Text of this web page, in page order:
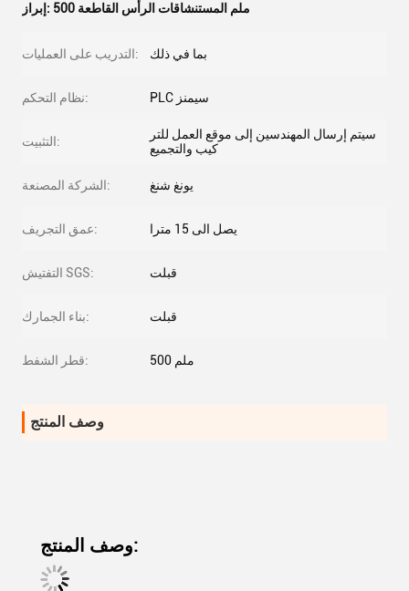
إبراز: 500 ملم المستنشاقات الرأس القاطعة
التدريب على العمليات: بما في ذلك
نظام التحكم: PLC سيمنز
التثبيت:
سيتم إرسال المهندسين إلى موقع العمل للتر
كيب والتجميع
الشركة المصنعة: يونغ شنغ
عمق التجريف: يصل الى 15 مترا
التفتيش SGS: قبلت
بناء الجمارك: قبلت
قطر الشفط: 500 ملم
وصف المنتج
وصف المنتج: